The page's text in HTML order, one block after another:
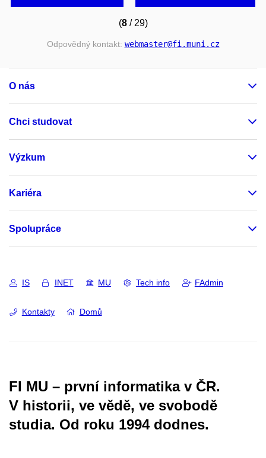
(8/ 29)
Odpovědný kontakt: webmaster@fi.muni.cz
O nás
Chci studovat
Výzkum
Kariéra
Spolupráce
IS INET MU Tech info FAdmin
Kontakty Domů
FI MU – první informatika v ČR.
V historii, ve vědě, ve svobodě
studia. Od roku 1994 dodnes.